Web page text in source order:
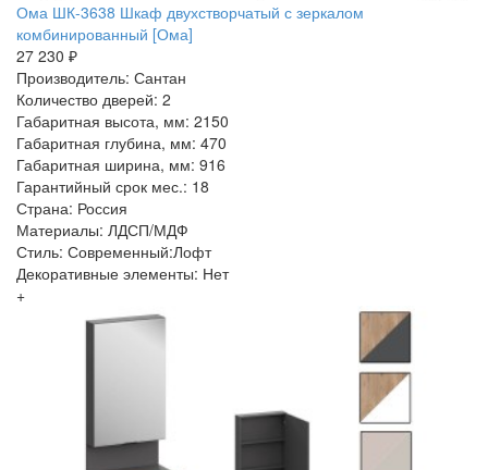
Ома ШК-3638 Шкаф двухстворчатый с зеркалом
комбинированный [Ома]
27 230 ₽
Производитель: Сантан
Количество дверей: 2
Габаритная высота, мм: 2150
Габаритная глубина, мм: 470
Габаритная ширина, мм: 916
Гарантийный срок мес.: 18
Страна: Россия
Материалы: ЛДСП/МДФ
Стиль: Современный:Лофт
Декоративные элементы: Нет
+